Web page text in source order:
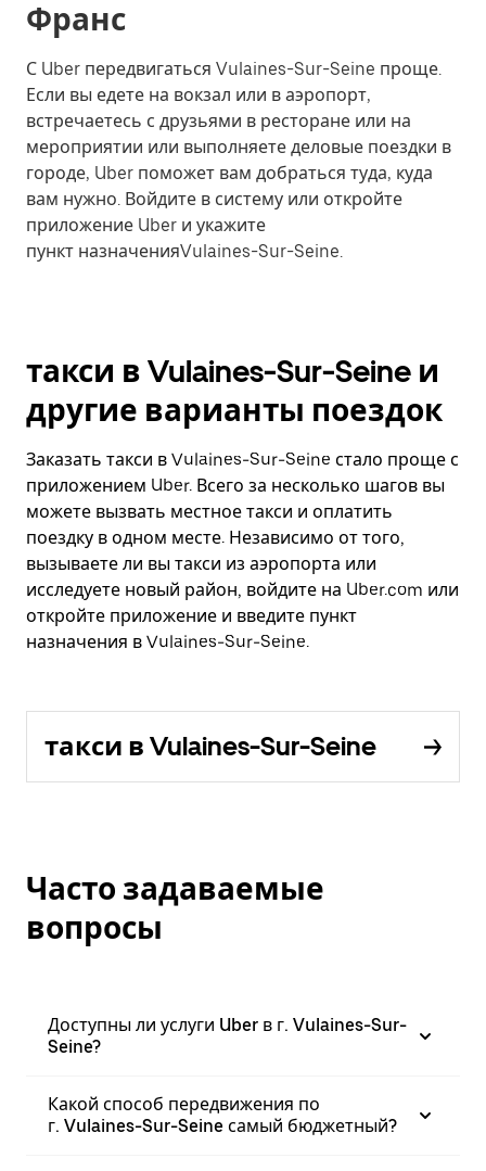
Франс
С Uber передвигаться Vulaines-Sur-Seine проще.
Если вы едете на вокзал или в аэропорт,
встречаетесь с друзьями в ресторане или на
мероприятии или выполняете деловые поездки в
городе, Uber поможет вам добраться туда, куда
вам нужно. Войдите в систему или откройте
приложение Uber и укажите
пункт назначенияVulaines-Sur-Seine.
такси в Vulaines-Sur-Seine и
другие варианты поездок
Заказать такси в Vulaines-Sur-Seine стало проще с
приложением Uber. Всего за несколько шагов вы
можете вызвать местное такси и оплатить
поездку в одном месте. Независимо от того,
вызываете ли вы такси из аэропорта или
исследуете новый район, войдите на Uber.com или
откройте приложение и введите пункт
назначения в Vulaines-Sur-Seine.
такси в Vulaines-Sur-Seine
Часто задаваемые
вопросы
Доступны ли услуги Uber в г. Vulaines-Sur-
Seine?
Какой способ передвижения по
г. Vulaines-Sur-Seine самый бюджетный?